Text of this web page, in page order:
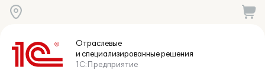
Отраслевые
и специализированныерешения
1С:Предприятие